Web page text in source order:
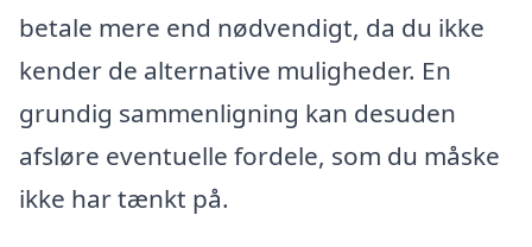
betale mere end nødvendigt, da du ikke
kender de alternative muligheder. En
grundig sammenligning kan desuden
afsløre eventuelle fordele, som du måske
ikke har tænkt på.